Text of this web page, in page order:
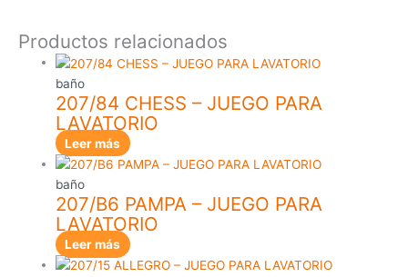
Productos relacionados
baño
207/84 CHESS – JUEGO PARA
LAVATORIO
Leer más
baño
207/B6 PAMPA – JUEGO PARA
LAVATORIO
Leer más